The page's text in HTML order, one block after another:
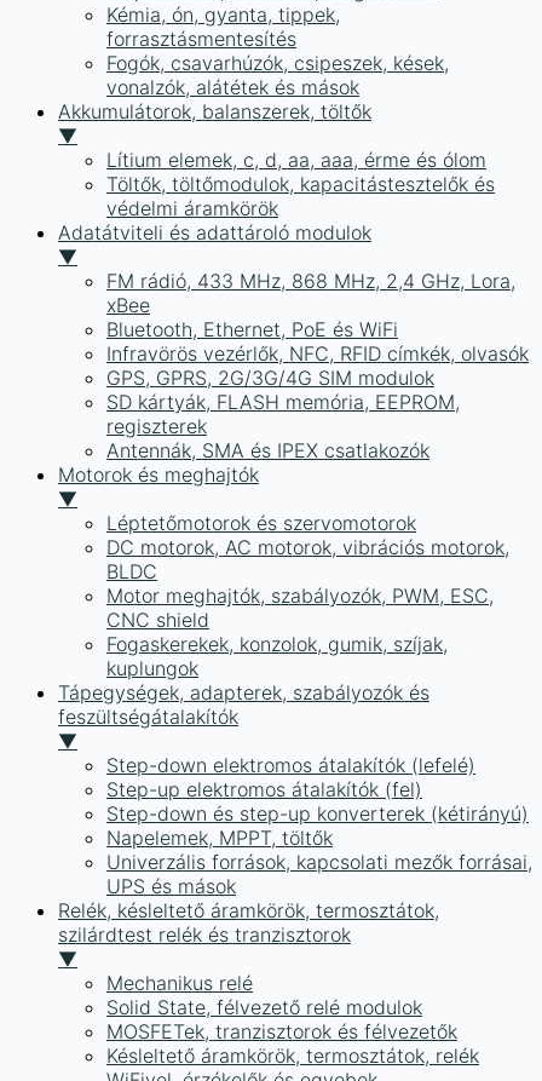
Kémia, ón, gyanta, tippek,
forrasztásmentesítés
Fogók, csavarhúzók, csipeszek, kések,
vonalzók, alátétek és mások
Akkumulátorok, balanszerek, töltők
▼
Lítium elemek, c, d, aa, aaa, érme és ólom
Töltők, töltőmodulok, kapacitástesztelők és
védelmi áramkörök
Adatátviteli és adattároló modulok
▼
FM rádió, 433 MHz, 868 MHz, 2,4 GHz, Lora,
xBee
Bluetooth, Ethernet, PoE és WiFi
Infravörös vezérlők, NFC, RFID címkék, olvasók
GPS, GPRS, 2G/3G/4G SIM modulok
SD kártyák, FLASH memória, EEPROM,
regiszterek
Antennák, SMA és IPEX csatlakozók
Motorok és meghajtók
▼
Léptetőmotorok és szervomotorok
DC motorok, AC motorok, vibrációs motorok,
BLDC
Motor meghajtók, szabályozók, PWM, ESC,
CNC shield
Fogaskerekek, konzolok, gumik, szíjak,
kuplungok
Tápegységek, adapterek, szabályozók és
feszültségátalakítók
▼
Step-down elektromos átalakítók (lefelé)
Step-up elektromos átalakítók (fel)
Step-down és step-up konverterek (kétirányú)
Napelemek, MPPT, töltők
Univerzális források, kapcsolati mezők forrásai,
UPS és mások
Relék, késleltető áramkörök, termosztátok,
szilárdtest relék és tranzisztorok
▼
Mechanikus relé
Solid State, félvezető relé modulok
MOSFETek, tranzisztorok és félvezetők
Késleltető áramkörök, termosztátok, relék